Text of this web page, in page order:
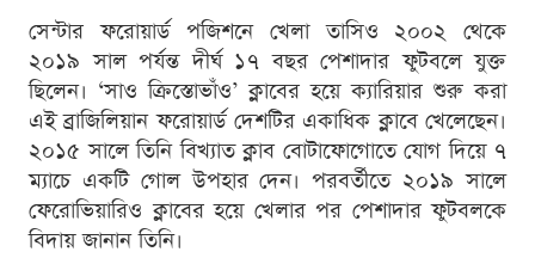
সেন্টার ফরোয়ার্ড পজিশনে খেলা তাসিও ২০০২ থেকে
২০১৯ সাল পর্যন্ত দীর্ঘ ১৭ বছর পেশাদার ফুটবলে যুক্ত
ছিলেন। ‘সাও ক্রিস্তোভাঁও’ ক্লাবের হয়ে ক্যারিয়ার শুরু করা
এই ব্রাজিলিয়ান ফরোয়ার্ড দেশটির একাধিক ক্লাবে খেলেছেন।
২০১৫ সালে তিনি বিখ্যাত ক্লাব বোটাফোগোতে যোগ দিয়ে ৭
ম্যাচে একটি গোল উপহার দেন। পরবর্তীতে ২০১৯ সালে
ফেরোভিয়ারিও ক্লাবের হয়ে খেলার পর পেশাদার ফুটবলকে
বিদায় জানান তিনি।